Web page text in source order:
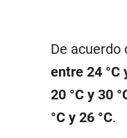
De acuerdo
entre 24 °C
20 °C y 30
°C y 26 °C.